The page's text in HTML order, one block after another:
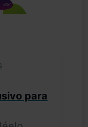
para